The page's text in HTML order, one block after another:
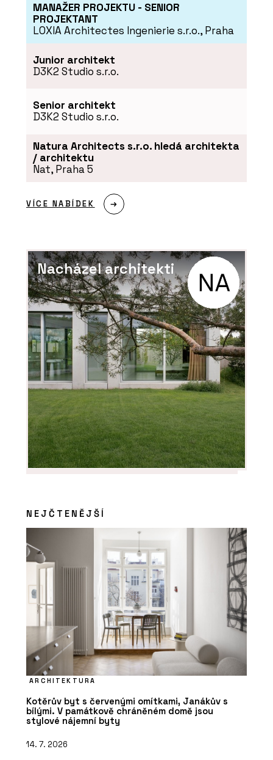
MANAŽER PROJEKTU - SENIOR
PROJEKTANT
LOXIA Architectes Ingenierie s.r.o., Praha
Junior architekt
D3K2 Studio s.r.o.
Senior architekt
D3K2 Studio s.r.o.
Natura Architects s.r.o. hledá architekta
/ architektu
Nat, Praha 5
VÍCE NABÍDEK
Nacházel architekti
NEJČTENĚJŠÍ
ARCHITEKTURA
Kotěrův byt s červenými omítkami, Janákův s
bílými. V památkově chráněném domě jsou
stylové nájemní byty
14. 7. 2026